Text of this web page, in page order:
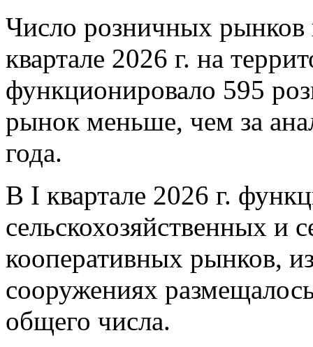
Число розничных
квартале 2026 г. на
функционировало 595
рынок меньше, чем за
года.
В I квартале 2026 г.
сельскохозяйственных и
кооперативных рынков,
сооружениях
общего числа.